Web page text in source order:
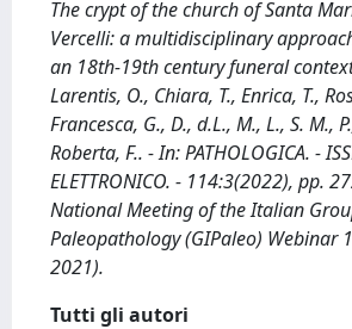
The crypt of the church of Santa
Vercelli: a multidisciplinary
an 18th-19th century funeral
Larentis, O., Chiara, T., Enrica, T.,
Francesca, G., D., d.L., M., L., S. M.,
Roberta, F.. - In: PATHOLOGICA. -
ELETTRONICO. - 114:3(2022), pp.
National Meeting of the Italian
Paleopathology (GIPaleo) Webinar
2021).
Tutti gli autori